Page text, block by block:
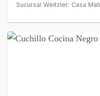
Sucursal Weitzler: Casa